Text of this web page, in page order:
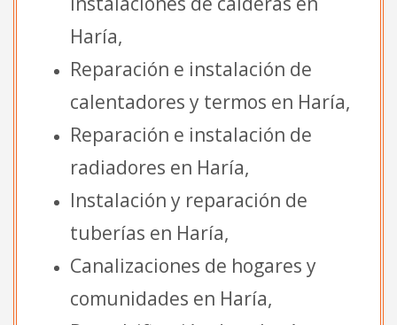
Haría,
Reparación e instalación de
calentadores y termos en Haría,
Reparación e instalación de
radiadores en Haría,
Instalación y reparación de
tuberías en Haría,
Canalizaciones de hogares y
comunidades en Haría,